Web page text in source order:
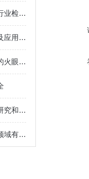
奥林巴斯分析仪已然成为跨行业检测的重要工具
奥林巴斯分析仪的主要类型及应用领域
合金材料分析仪：工业检测的火眼金睛
奥林巴斯分析仪是用于科学研究和分析的设备
合金材料分析仪的主要应用领域有哪些？